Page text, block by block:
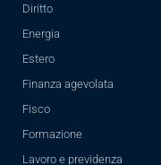
Diritto
Energia
Estero
Finanza agevolata
Fisco
Formazione
Lavoro e previdenza